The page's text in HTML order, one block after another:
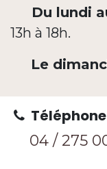
Du lundi
13h à 18h.
Le
Téléphone
04 / 275 0